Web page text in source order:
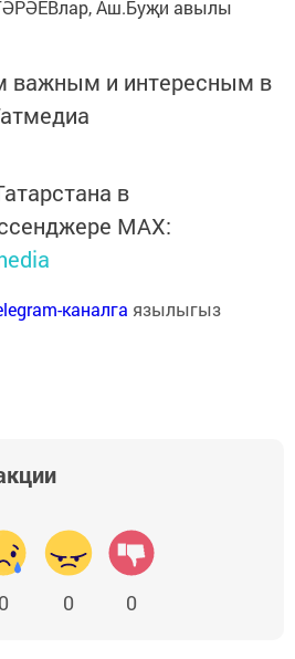
Аш.Буҗи авылы
важным и интересным в
в
MАХ:
каналга язылыгыз
0 0 0